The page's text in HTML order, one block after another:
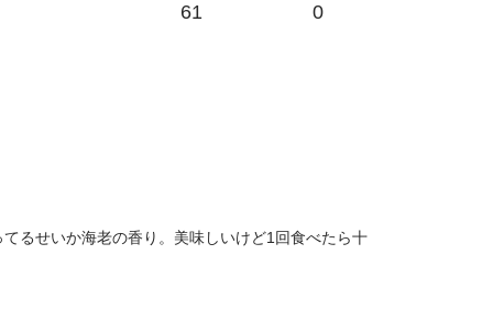
61 0
るせいか海老の香り。美味しいけど1回食べたら十